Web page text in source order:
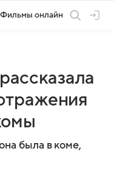
Фильмы онлайн
была в коме,